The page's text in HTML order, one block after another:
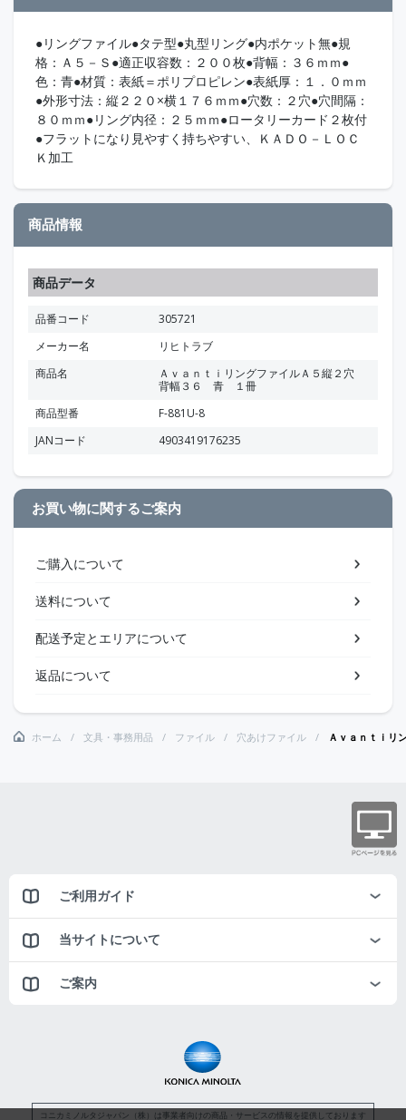
●リングファイル●タテ型●丸型リング●内ポケット無●規
格：Ａ５－Ｓ●適正収容数：２００枚●背幅：３６ｍｍ●
色：青●材質：表紙＝ポリプロピレン●表紙厚：１．０ｍｍ
●外形寸法：縦２２０×横１７６ｍｍ●穴数：２穴●穴間隔：
８０ｍｍ●リング内径：２５ｍｍ●ロータリーカード２枚付
●フラットになり見やすく持ちやすい、ＫＡＤＯ－ＬＯＣ
Ｋ加工
商品情報
商品データ
品番コード
305721
メーカー名
リヒトラブ
商品名
ＡｖａｎｔｉリングファイルＡ５縦２穴
背幅３６ 青 １冊
商品型番
F-881U-8
JANコード
4903419176235
お買い物に関するご案内
ご購入について
送料について
配送予定とエリアについて
返品について
ホーム 文具・事務用品 ファイル 穴あけファイル Ａｖａｎｔｉ
ご利用ガイド
当サイトについて
ご案内
コニカミノルタジャパン（株）は事業者向けの商品・サービスの情報を提供しております